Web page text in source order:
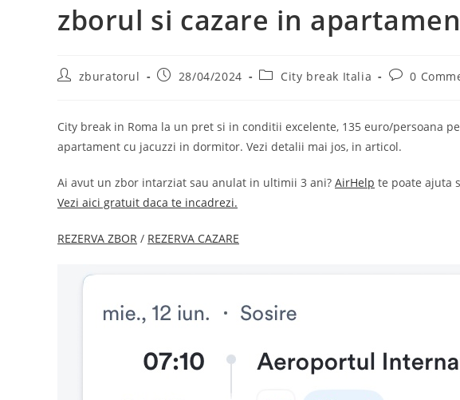
zborul si cazare in
Postzburatorul
Post28/04/2024
PostCity break Italia
Post0
City break in Roma la un pret si in conditii excelente, 135 euro/persoana
apartament cu jacuzzi in dormitor. Vezi detalii mai jos, in articol.
Ai avut un zbor intarziat sau anulat in ultimii 3 ani? AirHelp te poate ajuta
Vezi aici gratuit daca te incadrezi.
REZERVA ZBOR / REZERVA CAZARE